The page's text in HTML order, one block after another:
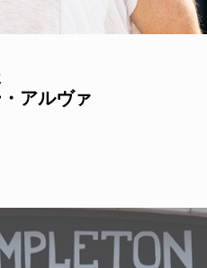
アルヴァ